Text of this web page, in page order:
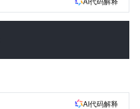
AI代码解释